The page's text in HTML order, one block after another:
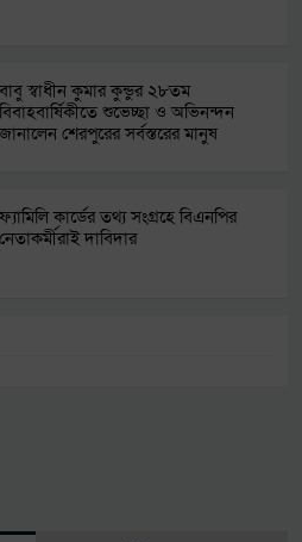
বাবু স্বাধীন কুমার কুন্ডুর ২৮তম
বিবাহবার্ষিকীতে শুভেচ্ছা ও অভিনন্দন
জানালেন শেরপুরের সর্বস্তরের মানুষ
ফ্যামিলি কার্ডের তথ্য সংগ্রহে বিএনপির
নেতাকর্মীরাই দাবিদার